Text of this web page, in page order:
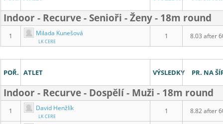
Indoor - Recurve - Senioři - Ženy - 18m round
1 Milada Kunešová
LK CERE
1 8.03 after
POŘ. ATLET VÝSLEDKY PR. NA
Indoor - Recurve - Dospělí - Muži - 18m round
1 David Henžlík
LK CERE
1 8.82 after